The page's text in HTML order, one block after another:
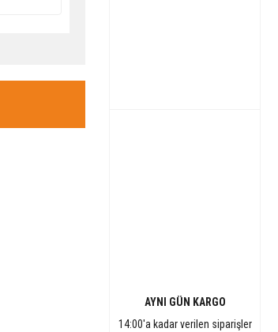
AYNI GÜN KARGO
14:00'a kadar verilen siparişler